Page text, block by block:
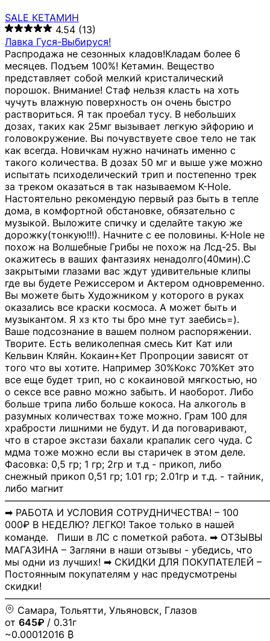
SALE КЕТАМИН
4.54 (13)
Лавка Гуся-Выбируся!
Распродажа не сезонных кладов!Кладам более 6
месяцев. Подъем 100%! Кетамин. Вещество
представляет собой мелкий кристалический
порошок. Внимание! Стаф нельзя класть на хоть
чучуть влажную поверхность он очень быстро
раствориться. Я так проебал тусу. В небольших
дозах, таких как 25мг вызывает легкую эйфорию и
головокружение. Вы почувствуете свое тело не так
как всегда. Новичкам нужно начинать именно с
такого количества. В дозах 50 мг и выше уже можно
испытать психоделический трип и постепенно трек
за треком оказаться в так называемом К-Hole.
Настоятельно рекомендую первый раз быть в тепле
дома, в комфортной обстановке, обязательно с
музыкой. Выложите спичку и сделайте такую же
дорожку(тонкую!!!). Начните с ее половины. K-Hole не
похож на Волшебные Грибы не похож на Лсд-25. Вы
окажитесь в ваших фантазиях ненадолго(40мин).С
закрытыми глазами вас ждут удивительные клипы
где вы будете Режиссером и Актером одновременно.
Вы можете быть Художником у которого в руках
оказались все краски космоса. А может быть и
музыкантом. Я хз кто ты бро мне тут заебись=).
Ваше подсознание в вашем полном распоряжении.
Творите. Есть великолепная смесь Кит Кат или
Кельвин Кляйн. Кокаин+Кет Пропроции зависят от
того что вы хотите. Например 30%Кокс 70%Кет это
все еще будет трип, но с кокаиновой мягкостью, но
о сексе все равно можно забыть. И наоборот. Либо
больше трипа либо больше кокоса. На алкоголь в
разумных количествах тоже можно. Грам 100 для
храбрости лишними не будут. И да поговаривают,
что в старое экстази бахали крапалик сего чуда. С
мдма тоже можно если вы старичек в этом деле.
Фасовка: 0,5 гр; 1 гр; 2гр и т.д - прикоп, либо
снежный прикоп 0,51 гр; 1.01 гр; 2.01гр и т.д. - тайник,
либо магнит
➡ РАБОТА И УСЛОВИЯ СОТРУДНИЧЕСТВА! – 100
000₽ В НЕДЕЛЮ? ЛЕГКО! Такое только в нашей
команде. Пиши в ЛС с пометкой работа. ➡ ОТЗЫВЫ
МАГАЗИНА – Загляни в наши отзывы - убедись, что
мы одни из лучших! ➡ СКИДКИ ДЛЯ ПОКУПАТЕЛЕЙ –
Постоянным покупателям у нас предусмотрены
скидки!
Самара, Тольятти, Ульяновск, Глазов
от 645₽ / 0.31г
~0.00012016 ₿